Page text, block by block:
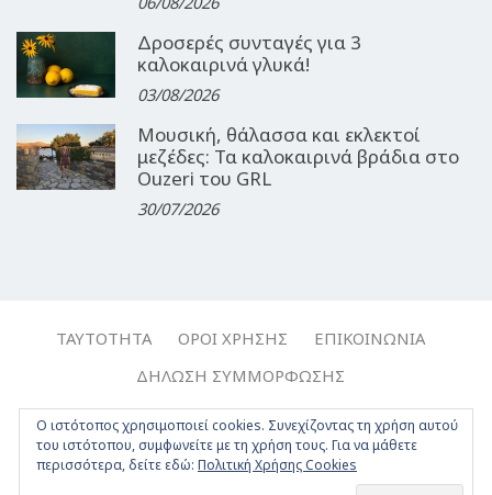
Δροσερές συνταγές για 3
καλοκαιρινά γλυκά!
03/08/2026
Μουσική, θάλασσα και εκλεκτοί
μεζέδες: Τα καλοκαιρινά βράδια στο
Ouzeri του GRL
30/07/2026
ΤΑΥΤΌΤΗΤΑ ΌΡΟΙ ΧΡΉΣΗΣ
ΕΠΙΚΟΙΝΩΝΊΑ
ΔΉΛΩΣΗ ΣΥΜΜΌΡΦΩΣΗΣ
Copyright © 2017-2026, Travelgirl.gr | All rights reserved.
Crafted byApptime.
Ο ιστότοπος χρησιμοποιεί cookies. Συνεχίζοντας τη χρήση αυτού
του ιστότοπου, συμφωνείτε με τη χρήση τους. Για να μάθετε
περισσότερα, δείτε εδώ: Πολιτική Χρήσης Cookies